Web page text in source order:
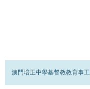
澳門培正中學基督教教育事工